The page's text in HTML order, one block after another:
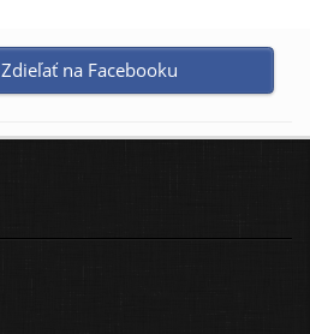
Zdieľať na Facebooku